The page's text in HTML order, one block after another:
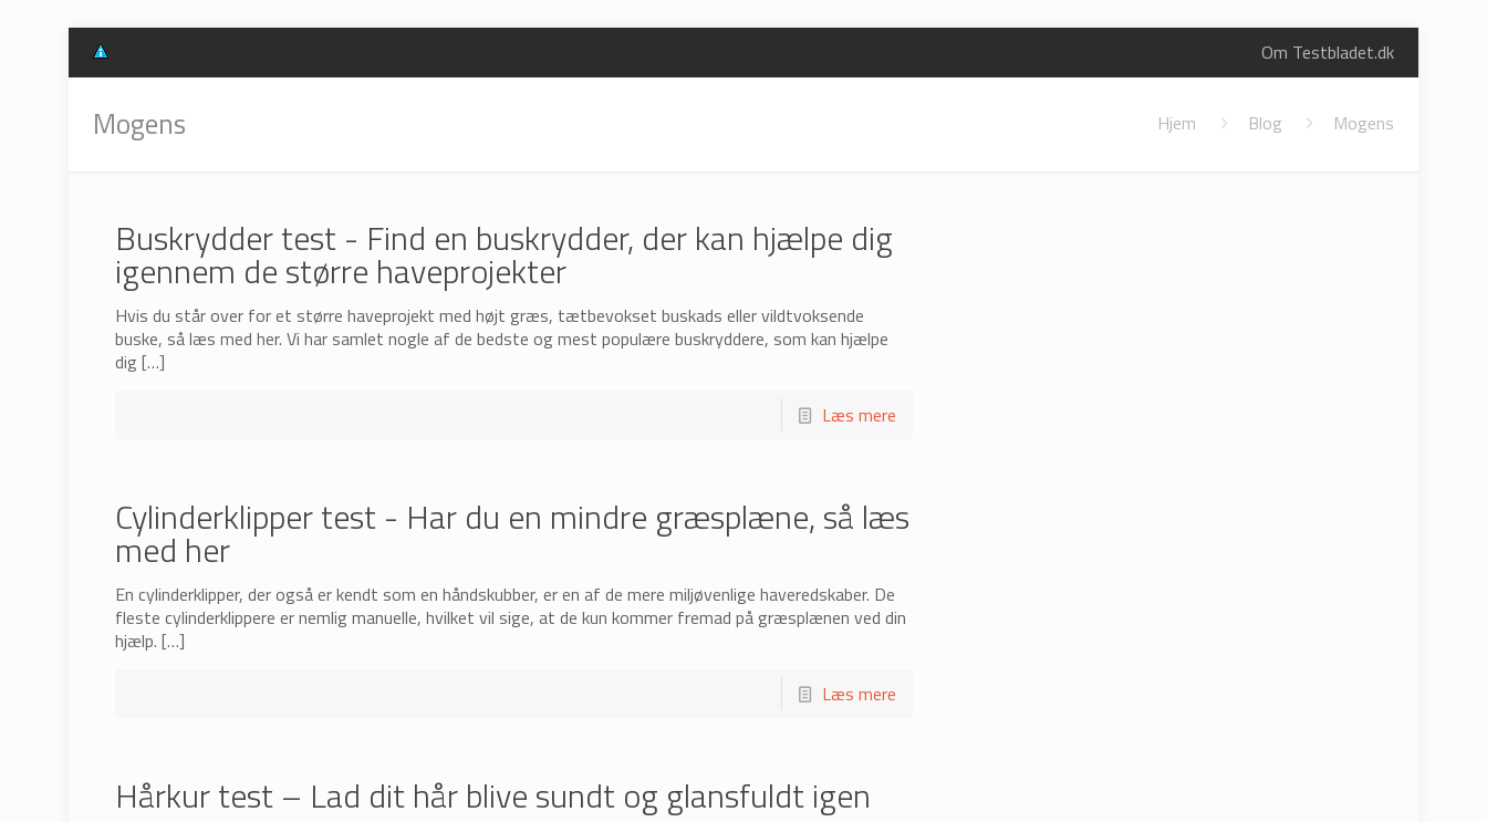
Om Testbladet.dk
Mogens Hjem Blog Mogens
Buskrydder test - Find en buskrydder, der kan hjælpe dig
igennem de større haveprojekter
Hvis du står over for et større haveprojekt med højt græs, tætbevokset buskads eller vildtvoksende
buske, så læs med her. Vi har samlet nogle af de bedste og mest populære buskryddere, som kan hjælpe
dig […]
Læs mere
Cylinderklipper test - Har du en mindre græsplæne, så læs
med her
En cylinderklipper, der også er kendt som en håndskubber, er en af de mere miljøvenlige haveredskaber. De
fleste cylinderklippere er nemlig manuelle, hvilket vil sige, at de kun kommer fremad på græsplænen ved din
hjælp. […]
Læs mere
Hårkur test – Lad dit hår blive sundt og glansfuldt igen